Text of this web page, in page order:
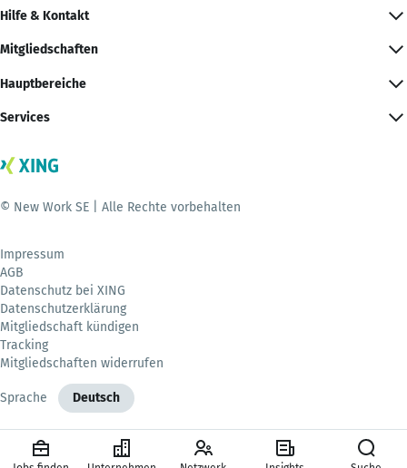
Hilfe & Kontakt
Mitgliedschaften
Hauptbereiche
Services
© New Work SE | Alle Rechte vorbehalten
Impressum
AGB
Datenschutz bei XING
Datenschutzerklärung
Mitgliedschaft kündigen
Tracking
Mitgliedschaften widerrufen
Sprache Deutsch